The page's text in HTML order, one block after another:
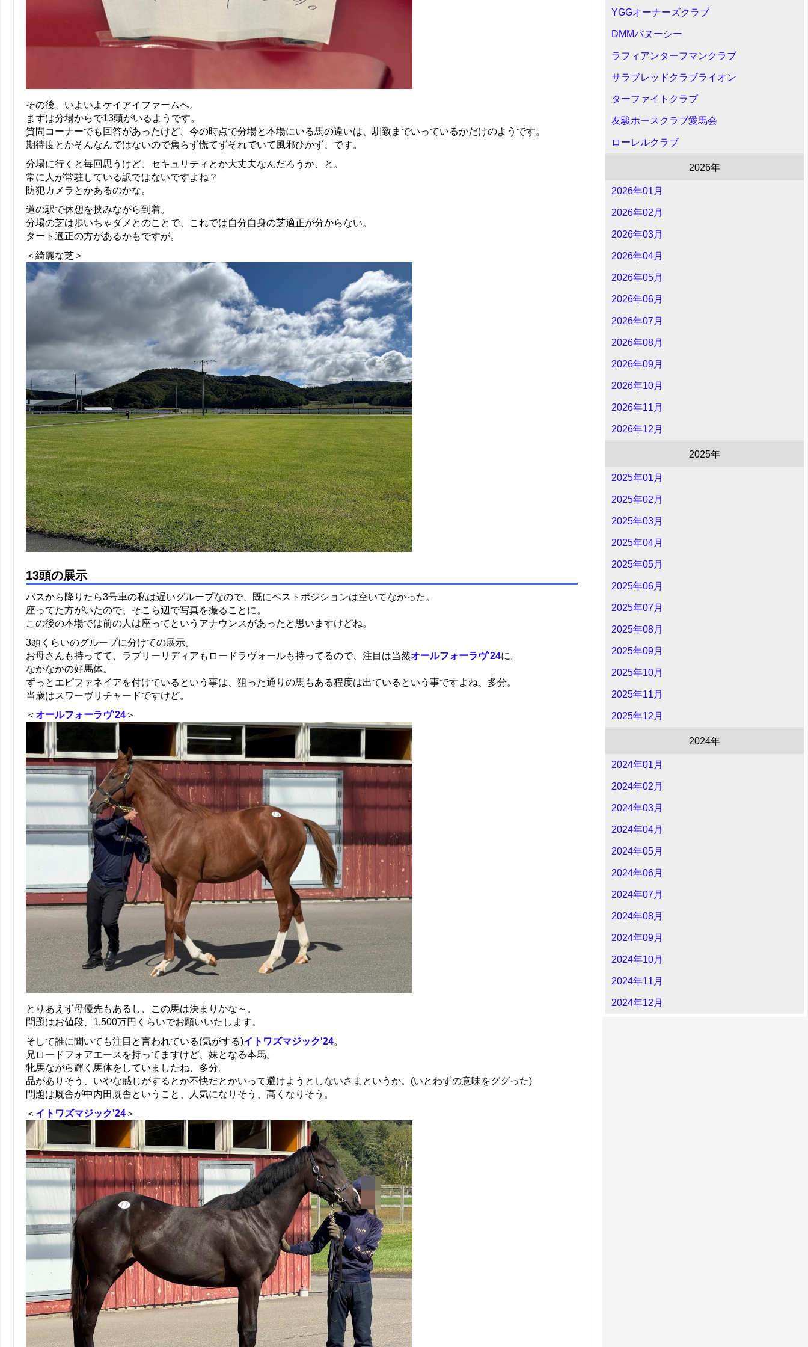
その後、いよいよケイアイファームへ。
まずは分場からで13頭がいるようです。
質問コーナーでも回答があったけど、今の時点で分場と本場にいる馬の違いは、馴致までいっているかだけのようです。
期待度とかそんなんではないので焦らず慌てずそれでいて風邪ひかず、です。
分場に行くと毎回思うけど、セキュリティとか大丈夫なんだろうか、と。
常に人が常駐している訳ではないですよね？
防犯カメラとかあるのかな。
道の駅で休憩を挟みながら到着。
分場の芝は歩いちゃダメとのことで、これでは自分自身の芝適正が分からない。
ダート適正の方があるかもですが。
＜綺麗な芝＞
13頭の展示
バスから降りたら3号車の私は遅いグループなので、既にベストポジションは空いてなかった。
座ってた方がいたので、そこら辺で写真を撮ることに。
この後の本場では前の人は座ってというアナウンスがあったと思いますけどね。
3頭くらいのグループに分けての展示。
お母さんも持ってて、ラブリーリディアもロードラヴォールも持ってるので、注目は当然オールフォーラヴ'24に。
なかなかの好馬体。
ずっとエピファネイアを付けているという事は、狙った通りの馬もある程度は出ているという事ですよね、多分。
当歳はスワーヴリチャードですけど。
＜ オールフォーラヴ'24 ＞
とりあえず母優先もあるし、この馬は決まりかな～。
問題はお値段、1,500万円くらいでお願いいたします。
そして誰に聞いても注目と言われている(気がする)イトワズマジック'24。
兄ロードフォアエースを持ってますけど、妹となる本馬。
牝馬ながら輝く馬体をしていましたね、多分。
品がありそう、いやな感じがするとか不快だとかいって避けようとしないさまというか。(いとわずの意味をググった)
問題は厩舎が中内田厩舎ということ、人気になりそう、高くなりそう。
＜ イトワズマジック'24 ＞
YGGオーナーズクラブ
DMMバヌーシー
ラフィアンターフマンクラブ
サラブレッドクラブライオン
ターファイトクラブ
友駿ホースクラブ愛馬会
ローレルクラブ
2026年
2026年01月
2026年02月
2026年03月
2026年04月
2026年05月
2026年06月
2026年07月
2026年08月
2026年09月
2026年10月
2026年11月
2026年12月
2025年
2025年01月
2025年02月
2025年03月
2025年04月
2025年05月
2025年06月
2025年07月
2025年08月
2025年09月
2025年10月
2025年11月
2025年12月
2024年
2024年01月
2024年02月
2024年03月
2024年04月
2024年05月
2024年06月
2024年07月
2024年08月
2024年09月
2024年10月
2024年11月
2024年12月